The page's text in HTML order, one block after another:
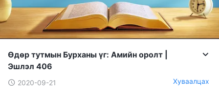
Өдөр тутмын Бурханы үг: Амийн оролт |
Эшлэл 406
2020-09-21 Хуваалцах